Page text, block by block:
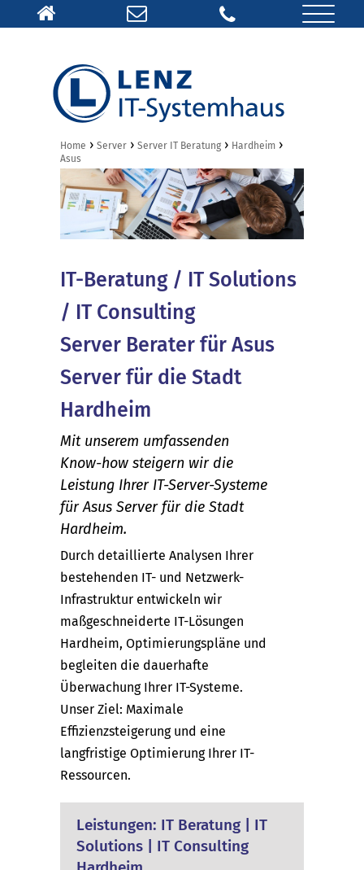
Home › Server › Server IT Beratung › Hardheim ›
Asus
IT-Beratung / IT Solutions
/ IT Consulting
Server Berater für Asus
Server für die Stadt
Hardheim
Mit unserem umfassenden
Know-how steigern wir die
Leistung Ihrer IT-Server-Systeme
für Asus Server für die Stadt
Hardheim.
Durch detaillierte Analysen Ihrer
bestehenden IT- und Netzwerk-
Infrastruktur entwickeln wir
maßgeschneiderte IT-Lösungen
Hardheim, Optimierungspläne und
begleiten die dauerhafte
Überwachung Ihrer IT-Systeme.
Unser Ziel: Maximale
Effizienzsteigerung und eine
langfristige Optimierung Ihrer IT-
Ressourcen.
Leistungen: IT Beratung | IT
Solutions | IT Consulting